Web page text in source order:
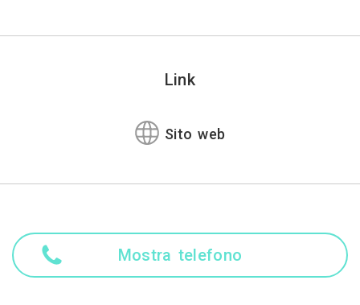
Link
Sito web
Mostra telefono